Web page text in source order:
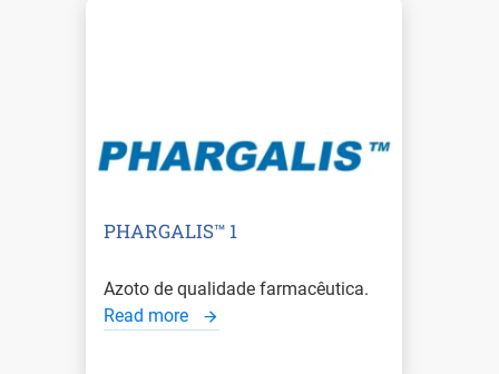
PHARGALIS™ 1
Azoto de qualidade farmacêutica.
Read more